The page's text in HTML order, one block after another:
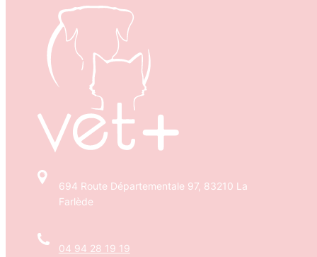
694 Route Départementale 97, 83210 La
Farlède
04 94 28 19 19